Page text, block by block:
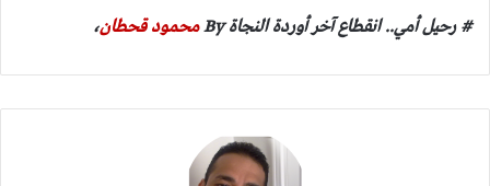
# رحيل أمي.. انقطاع آخر أوردة النجاة By محمود قحطان،